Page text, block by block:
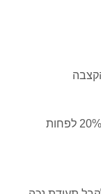
מי שנקבעה לו דרגת נכות מעבודה של 20% לפחות